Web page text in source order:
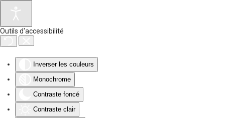
Outils d'accessibilité
Inverser les couleurs
Monochrome
Contraste foncé
Contraste clair
Accéder au contenu principal